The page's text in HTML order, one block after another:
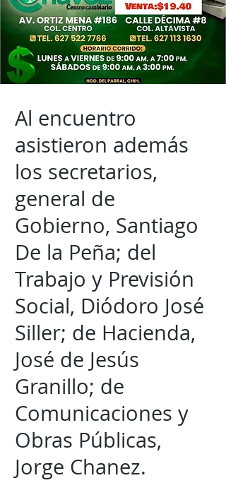
Al encuentro
asistieron además
los secretarios,
general de
Gobierno, Santiago
De la Peña; del
Trabajo y Previsión
Social, Diódoro José
Siller; de Hacienda,
José de Jesús
Granillo; de
Comunicaciones y
Obras Públicas,
Jorge Chanez.